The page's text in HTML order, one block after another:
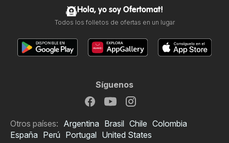
Hola, yo soy Ofertomat!
Todos los folletos de ofertas en un lugar
Síguenos
Otros países: Argentina Brasil Chile Colombia
España Perú Portugal United States